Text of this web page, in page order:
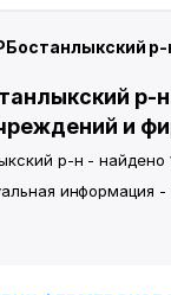
р-
р-
и
р-н - найдено
информация